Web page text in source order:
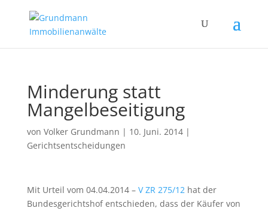
Minderung statt
Mangelbeseitigung
von Volker Grundmann | 10. Juni. 2014|
Gerichtsentscheidungen
Mit Urteil vom 04.04.2014 – V ZR 275/12hat der
Bundesgerichtshof entschieden, dass der Käufer von